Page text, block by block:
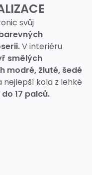
svůj
V interiéru
smělých
modré, žluté, šedé
kola z lehké
17 palců.